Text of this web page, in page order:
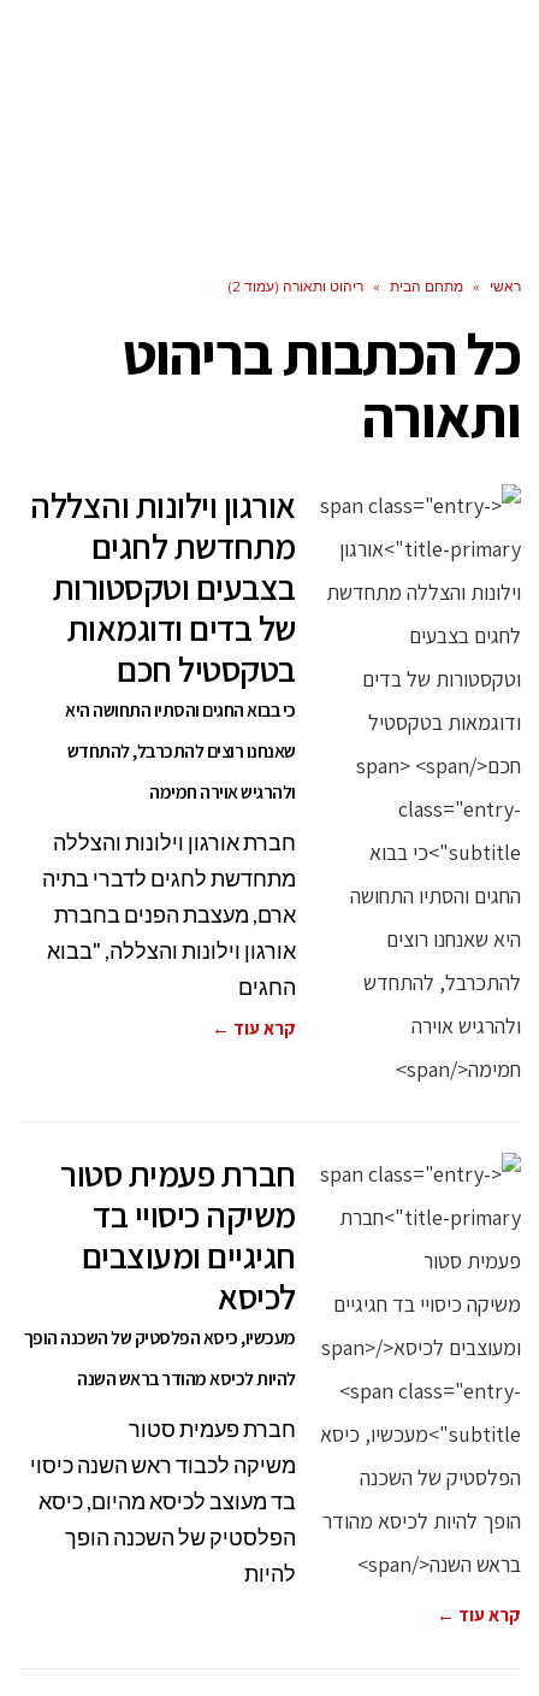
ראשי » מתחם הבית » ריהוט ותאורה (עמוד 2)
כל הכתבות בריהוט
ותאורה
אורגון וילונות והצללה
מתחדשת לחגים
בצבעים וטקסטורות
של בדים ודוגמאות
בטקסטיל חכם
כי בבוא החגים והסתיו התחושה היא
שאנחנו רוצים להתכרבל, להתחדש
ולהרגיש אוירה חמימה
חברת אורגון וילונות והצללה
מתחדשת לחגים לדברי בתיה
ארם, מעצבת הפנים בחברת
אורגון וילונות והצללה, "בבוא
החגים
קרא עוד ←
חברת פעמית סטור
משיקה כיסויי בד
חגיגיים ומעוצבים
לכיסא
מעכשיו, כיסא הפלסטיק של השכנה הופך
להיות לכיסא מהודר בראש השנה
חברת פעמית סטור
משיקה לכבוד ראש השנה כיסוי
בד מעוצב לכיסא מהיום, כיסא
הפלסטיק של השכנה הופך
להיות
קרא עוד ←